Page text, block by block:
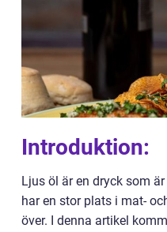
Introduktion:
Ljus öl är en dryck som
har en stor plats i mat-
över. I denna artikel